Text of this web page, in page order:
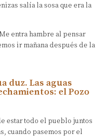
salía la sosa que era la
entra hambre al pensar
ir mañana después de la
duz. Las aguas
el Pozo
estar todo el pueblo juntos
cuando pasemos por el